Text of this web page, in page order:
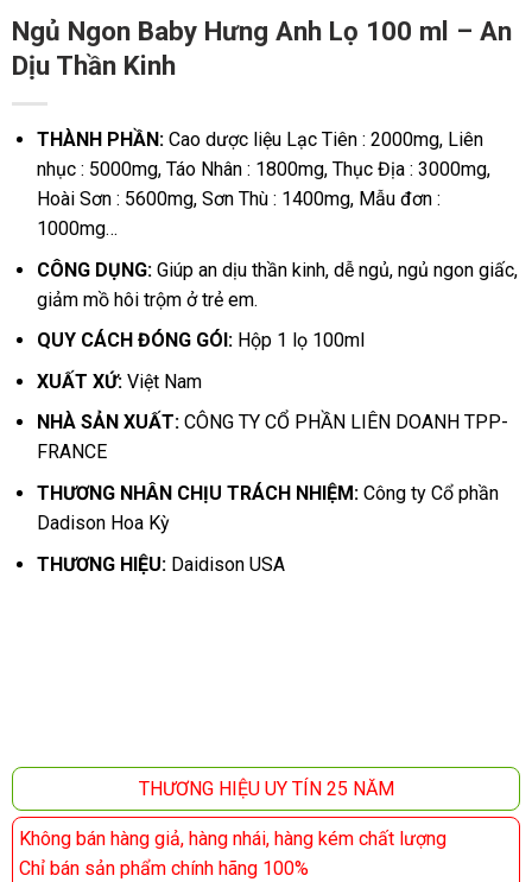
Ngủ Ngon Baby Hưng Anh Lọ 100 ml – An
Dịu Thần Kinh
THÀNH PHẦN:Cao dược liệu Lạc Tiên : 2000mg, Liên
nhục : 5000mg, Táo Nhân : 1800mg, Thục Địa : 3000mg,
Hoài Sơn : 5600mg, Sơn Thù : 1400mg, Mẫu đơn :
1000mg…
CÔNG DỤNG:Giúp an dịu thần kinh, dễ ngủ, ngủ ngon giấc,
giảm mồ hôi trộm ở trẻ em.
QUY CÁCH ĐÓNG GÓI:Hộp 1 lọ 100ml
XUẤT XỨ: Việt Nam
NHÀ SẢN XUẤT:CÔNG TY CỔ PHẦN LIÊN DOANH TPP-
FRANCE
THƯƠNG NHÂN CHỊU TRÁCH NHIỆM:Công ty Cổ phần
Dadison Hoa Kỳ
THƯƠNG HIỆU: Daidison USA
THƯƠNG HIỆU UY TÍN 25 NĂM
Không bán hàng giả, hàng nhái, hàng kém chất lượng
Chỉ bán sản phẩm chính hãng 100%